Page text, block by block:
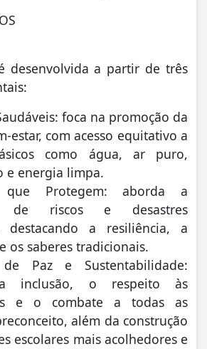
desenvolvida a partir de três
foca na promoção da
estar, com acesso equitativo a
como água, ar puro,
e energia limpa.
que Protegem: aborda a
de riscos e desastres
destacando a resiliência, a
os saberes tradicionais.
Paz e Sustentabilidade:
inclusão, o respeito às
e o combate a todas as
além da construção
escolares mais acolhedores e